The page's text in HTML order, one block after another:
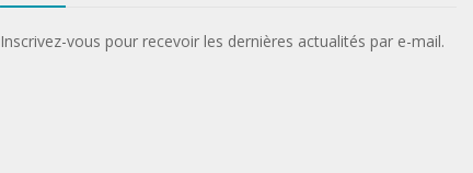
Inscrivez-vous pour recevoir les dernières actualités par e-mail.